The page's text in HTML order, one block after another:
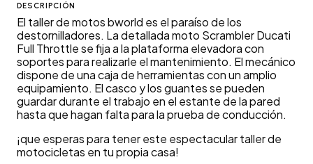
DESCRIPCIÓN
El taller de motos bworld es el paraíso de los
destornilladores. La detallada moto Scrambler Ducati
Full Throttle se fija a la plataforma elevadora con
soportes para realizarle el mantenimiento. El mecánico
dispone de una caja de herramientas con un amplio
equipamiento. El casco y los guantes se pueden
guardar durante el trabajo en el estante de la pared
hasta que hagan falta para la prueba de conducción.
¡que esperas para tener este espectacular taller de
motocicletas en tu propia casa!